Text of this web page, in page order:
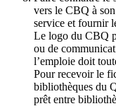
vers le CBQ à
service et fournir
Le logo du CBQ
ou de
l’emploie doit
Pour recevoir le
bibliothèques du
prêt entre